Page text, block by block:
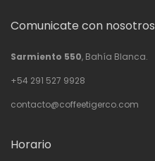
Comunicate con nosotros
Sarmiento 550, Bahía Blanca.
+54 291 527 9928
contacto@coffeetigerco.com
Horario